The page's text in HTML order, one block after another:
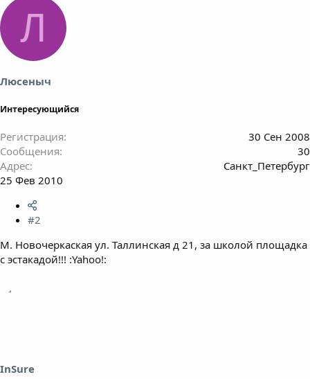
Л
Люсеныч
Интересующийся
Регистрация
30 Сен 2008
Сообщения
30
Адрес
Санкт_Петербург
25 Фев 2010
#2
М. Новочеркаская ул. Таллинская д 21, за школой площадка
с эстакадой!!! :Yahoo!:
InSure